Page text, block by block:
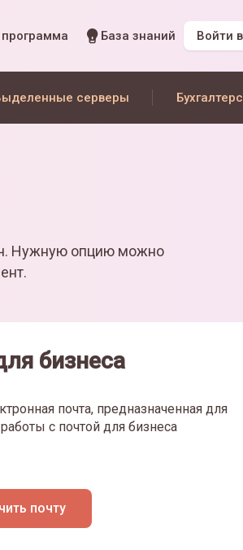
База знаний Войти
серверы
Нужную опцию можно
бизнеса
почта, предназначенная для
с почтой для бизнеса
почту